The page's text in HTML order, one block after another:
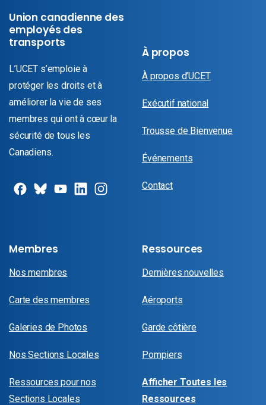
Union canadienne des
employés des
transports
L’UCET s’emploie à
protéger les droits et à
améliorer la vie de ses
membres qui ont à cœur la
sécurité de tous les
Canadiens.
À propos
À propos d’UCET
Exécutif national
Trousse de Bienvenue
Événements
Contact
Membres
Nos membres
Carte des membres
Galeries de Photos
Nos Sections Locales
Ressources pour nos
Sections Locales
Ressources
Dernières nouvelles
Aéroports
Garde côtière
Pompiers
Afficher Toutes les
Ressources